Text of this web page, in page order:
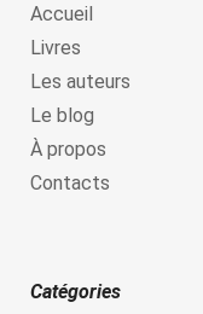
Accueil
Livres
Les auteurs
Le blog
À propos
Contacts
Catégories